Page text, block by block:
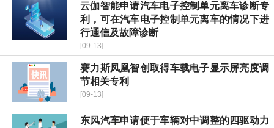
云伽智能申请汽车电子控制单元离车诊断专
利，可在汽车电子控制单元离车的情况下进
行通信及故障诊断
[09-13]
赛力斯凤凰智创取得车载电子显示屏亮度调
节相关专利
[09-13]
东风汽车申请便于车辆对中调整的四驱动力